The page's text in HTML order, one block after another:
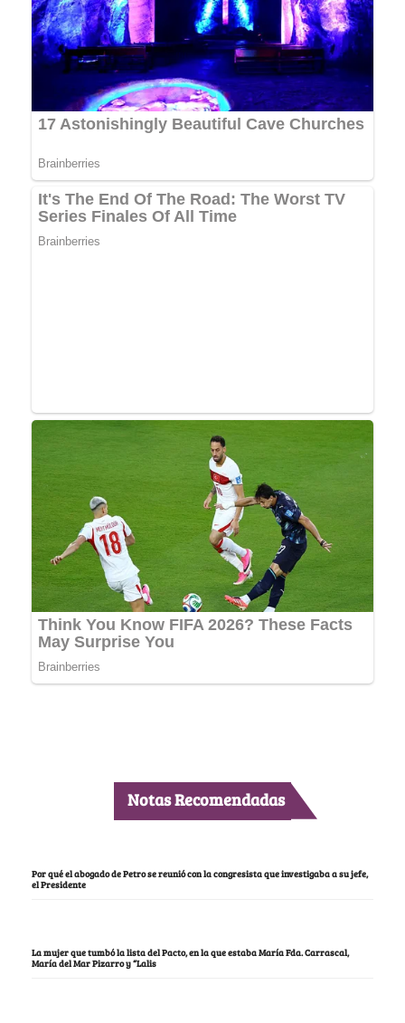
Notas Recomendadas
Por qué el abogado de Petro se reunió con la congresista que investigaba a su jefe,
el Presidente
La mujer que tumbó la lista del Pacto, en la que estaba María Fda. Carrascal,
María del Mar Pizarro y “Lalis